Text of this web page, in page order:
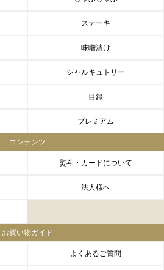
ステーキ
味噌漬け
シャルキュトリー
目録
プレミアム
コンテンツ
熨斗・カードについて
法人様へ
お買い物ガイド
よくあるご質問